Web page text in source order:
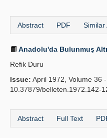
Abstract PDF Similar
Anadolu'da Bulunmuş
Refik Duru
Issue: April 1972, Volume 36
10.37879/belleten.1972.142-
Abstract Full Text